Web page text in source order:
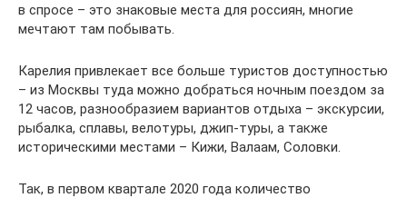
в спросе – это знаковые места для россиян, многие
мечтают там побывать.
Карелия привлекает все больше туристов доступностью
– из Москвы туда можно добраться ночным поездом за
12 часов, разнообразием вариантов отдыха – экскурсии,
рыбалка, сплавы, велотуры, джип-туры, а также
историческими местами – Кижи, Валаам, Соловки.
Так, в первом квартале 2020 года количество